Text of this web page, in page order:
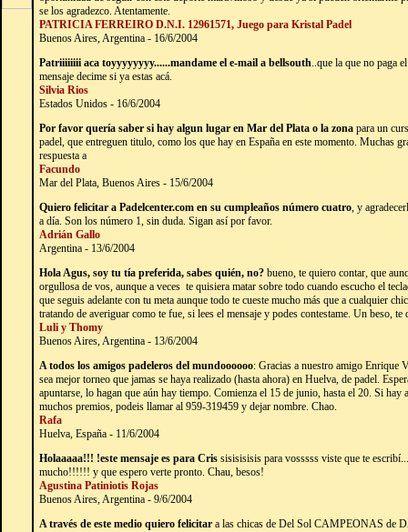
se los agradezco. Atentamente.
PATRICIA FERREIRO D.N.I. 12961571, Juego para Kristal Padel
Buenos Aires, Argentina - 16/6/2004
Patriiiiiiii aca toyyyyyyyy......mandame el e-mail a bellsouth..que la que no paga
mensaje decime si ya estas acá.
Silvia Rios
Estados Unidos - 16/6/2004
Por favor quería saber si hay algun lugar en Mar del Plata o la zona para un
padel, que entreguen titulo, como los que hay en España en este momento. Muchas
respuesta a
Facundo
Mar del Plata, Buenos Aires - 15/6/2004
Quiero felicitar a Padelcenter.com en su cumpleaños número cuatro, y
a día. Son los número 1, sin duda. Sigan así por favor.
Adrián Gallo
Argentina - 13/6/2004
Hola Agus, soy tu tía preferida, sabes quién, no? bueno, te quiero contar, que
orgullosa de vos, aunque a veces te quisiera matar sobre todo cuando escucho el
que seguis adelante con tu meta aunque todo te cueste mucho más que a cualquier
tratando de averiguar como te fue, si lees el mensaje y podes contestame. Un beso, te
Luli y Thomy
Buenos Aires, Argentina - 13/6/2004
A todos los amigos padeleros del mundoooooo: Gracias a nuestro amigo Enrique
sea mejor torneo que jamas se haya realizado (hasta ahora) en Huelva, de padel.
apuntarse, lo hagan que aún hay tiempo. Comienza el 15 de junio, hasta el 20. Si
muchos premios, podeis llamar al 959-319459 y dejar nombre. Chao.
Rafa
Huelva, España - 11/6/2004
Holaaaaa!!! !este mensaje es para Cris sisisisisis para vosssss viste que te
mucho!!!!!! y que espero verte pronto. Chau, besos!
Agustina Patiniotis Rojas
Buenos Aires, Argentina - 9/6/2004
A través de este medio quiero felicitar a las chicas de Del Sol CAMPEONAS de